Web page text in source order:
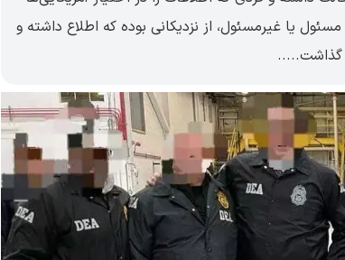
یا غیرمسئول، از نزدیکانی بوده که اطلاع داشته و
گذاشت.....